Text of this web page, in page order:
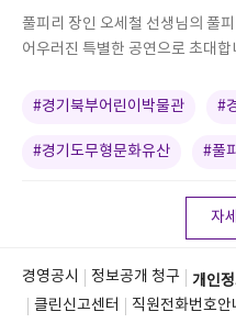
풀피리 장인 오세철 선생님의 풀
어우러진 특별한 공연으로 초대합
#경기북부어린이박물관 #
#경기도무형문화유산 #풀
자
경영공시 정보공개 청구 개인
클린신고센터
직원전화번호안